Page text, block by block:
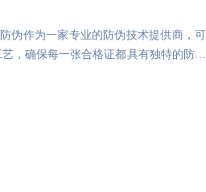
伪作为一家专业的防伪技术提供商，可
，确保每一张合格证都具有独特的防伪